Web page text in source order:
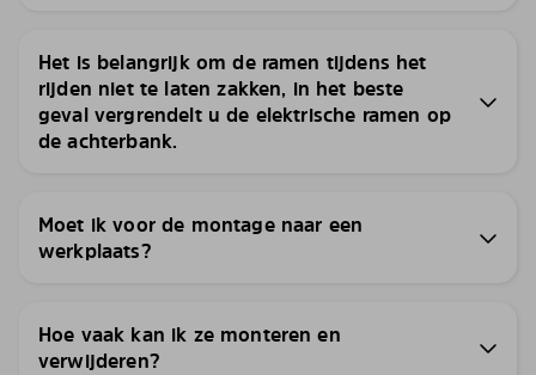
Het is belangrijk om de ramen tijdens het
rijden niet te laten zakken, in het beste
geval vergrendelt u de elektrische ramen op
de achterbank.
Moet ik voor de montage naar een
werkplaats?
Hoe vaak kan ik ze monteren en
verwijderen?